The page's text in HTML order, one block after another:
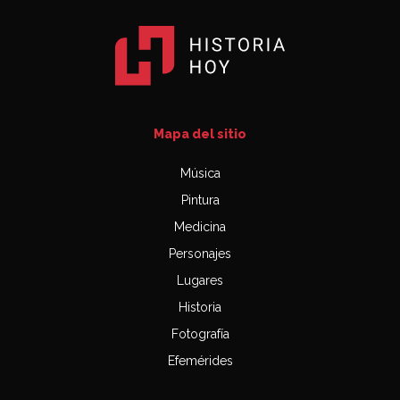
Mapa del sitio
Música
Pintura
Medicina
Personajes
Lugares
Historia
Fotografía
Efemérides